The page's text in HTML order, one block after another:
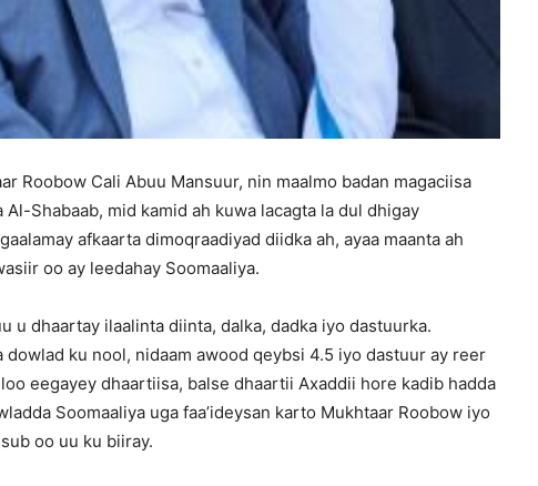
Roobow Cali Abuu Mansuur, nin maalmo badan magaciisa
Al-Shabaab, mid kamid ah kuwa lacagta la dul dhigay
afkaarta dimoqraadiyad diidka ah, ayaa maanta ah
oo ay leedahay Soomaaliya.
u dhaartay ilaalinta diinta, dalka, dadka iyo dastuurka.
dowlad ku nool, nidaam awood qeybsi 4.5 iyo dastuur ay reer
eegayey dhaartiisa, balse dhaartii Axaddii hore kadib hadda
Soomaaliya uga faa’ideysan karto Mukhtaar Roobow iyo
oo uu ku biiray.